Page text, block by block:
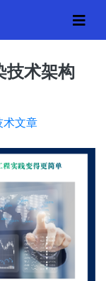
实时
技术架构
术文章